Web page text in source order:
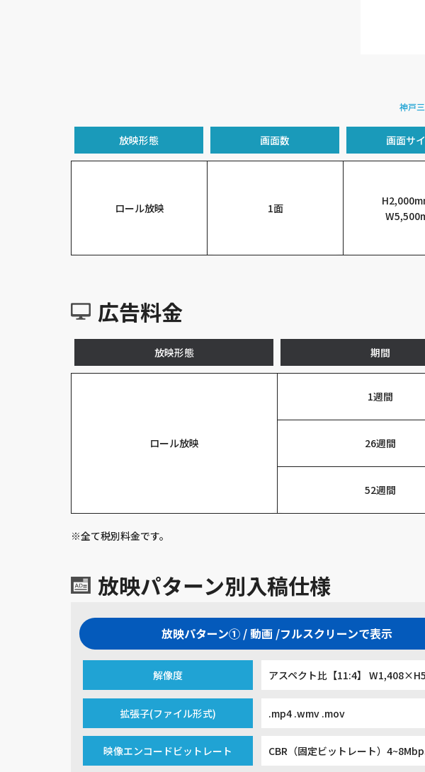
神戸
放映形態 画面数 画面サ
ロール放映 1面
広告料金
放映形態 期間
ロール放映
1週間
26週間
52週間
※全て税別料⾦です。
放映パターン別入稿仕様
放映パターン① / 動画 /フルスクリーンで表示
解像度 アスペクト比【11:4】
拡張子(ファイル形式) .mp4 .wmv .mov
映像エンコードビットレート CBR（固定ビットレート）